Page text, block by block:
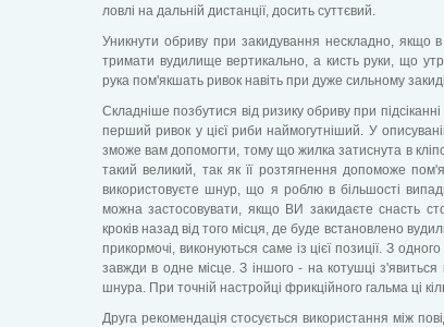
ловлі на дальній дистанції, досить суттєвий.
Уникнути обриву при закидування нескладно, якщо
тримати вудилище вертикально, а кисть руки, що
рука пом'якшать ривок навіть при дуже сильному
Складніше позбутися від ризику обриву при
перший ривок у цієї риби наймогутніший. У
зможе вам допомогти, тому що жилка затиснута в
такий великий, так як її розтягнення допоможе
використовуєте шнур, що я роблю в більшості
можна застосовувати, якщо ВИ закидаєте снасть
кроків назад від того місця, де буде встановлено
прикормочі, виконуються саме із цієї позиції. З
завжди в одне місце. З іншого - на котушці з'явиться
шнура. При точній настройці фрикційного гальма ці
Друга рекомендація стосується використання між